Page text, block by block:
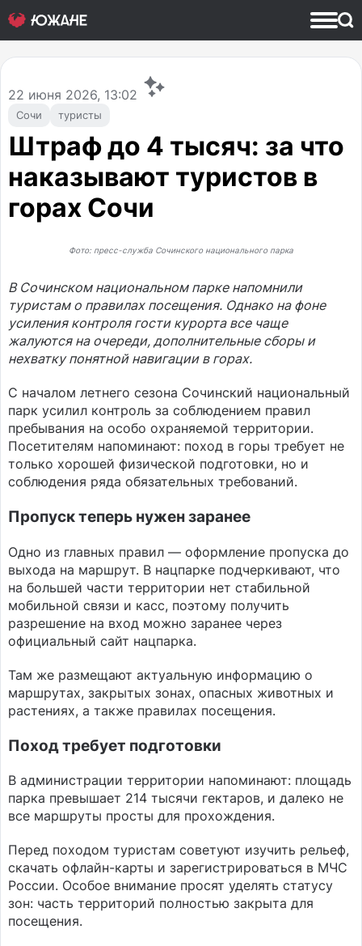
Сочи туристы
22 июня 2026, 13:02
Штраф до 4 тысяч: за что
наказывают туристов в
горах Сочи
Фото: пресс-служба Сочинского национального парка
В Сочинском национальном парке напомнили
туристам о правилах посещения. Однако на фоне
усиления контроля гости курорта все чаще
жалуются на очереди, дополнительные сборы и
нехватку понятной навигации в горах.
С началом летнего сезона Сочинский национальный
парк усилил контроль за соблюдением правил
пребывания на особо охраняемой территории.
Посетителям напоминают: поход в горы требует не
только хорошей физической подготовки, но и
соблюдения ряда обязательных требований.
Пропуск теперь нужен заранее
Одно из главных правил — оформление пропуска до
выхода на маршрут. В нацпарке подчеркивают, что
на большей части территории нет стабильной
мобильной связи и касс, поэтому получить
разрешение на вход можно заранее через
официальный сайт нацпарка.
Там же размещают актуальную информацию о
маршрутах, закрытых зонах, опасных животных и
растениях, а также правилах посещения.
Поход требует подготовки
В администрации территории напоминают: площадь
парка превышает 214 тысячи гектаров, и далеко не
все маршруты просты для прохождения.
Перед походом туристам советуют изучить рельеф,
скачать офлайн-карты и зарегистрироваться в МЧС
России. Особое внимание просят уделять статусу
зон: часть территорий полностью закрыта для
посещения.